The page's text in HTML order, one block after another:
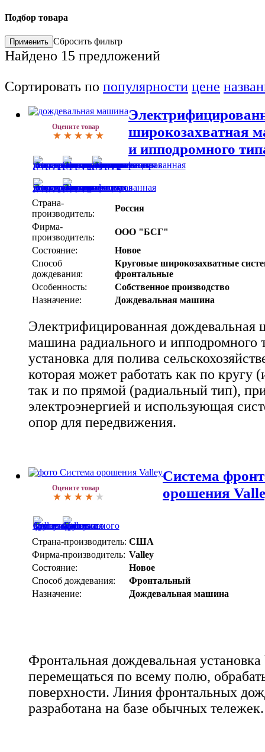
Подбор товара
Сбросить фильтр
Найдено 15 предложений
Сортировать по популярности цене
Оцените товар
широкозахватная
и ипподромного
Страна-
производитель:
Россия
Фирма-
производитель:
ООО "БСГ"
Состояние:
Новое
Способ
дождевания:
Круговые широкозахватные
фронтальные
Особенность:
Собственное производство
Назначение:
Дождевальная машина
Электрифицированная дождевальная
машина радиального и ипподромного
установка для полива
которая может работать как по
так и по прямой (радиальный тип),
электроэнергией и использующая
опор для передвижения.
Оцените товар
Система
орошения
Страна-производитель: США
Фирма-производитель: Valley
Состояние:
Новое
Способ дождевания:
Фронтальный
Назначение:
Дождевальная машина
Фронтальная дождевальная
перемещаться по всему полю,
поверхности. Линия фронтальных
разработана на базе обычных тележек.